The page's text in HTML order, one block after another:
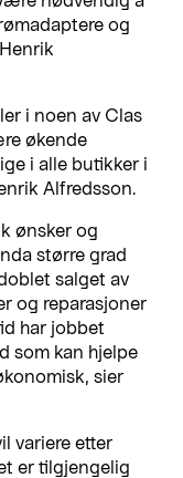
og
i noen av Clas
økende
i alle butikker i
Alfredsson.
ønsker og
større grad
salget av
og reparasjoner
har jobbet
som kan hjelpe
sier
variere etter
er tilgjengelig